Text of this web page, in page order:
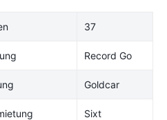
37
Record Go
Goldcar
Sixt